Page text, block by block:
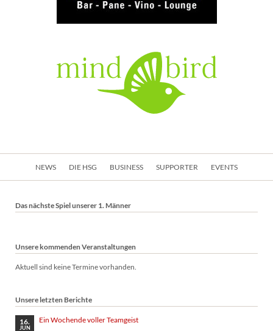
NEWS DIE HSG BUSINESS SUPPORTER EVENTS
Das nächste Spiel unserer 1. Männer
Unsere kommenden Veranstaltungen
Aktuell sind keine Termine vorhanden.
Unsere letzten Berichte
16.
JUN
Ein Wochende voller Teamgeist